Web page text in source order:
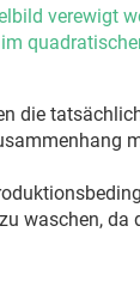
verewigt
die
waschen, da